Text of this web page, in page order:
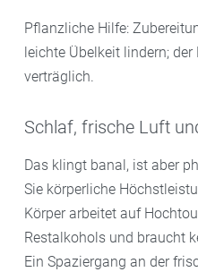
Pflanzliche Hilfe:
leichte Übelkeit lindern;
verträglich.
Schlaf, frische Luft
Das klingt banal, ist aber
Sie körperliche
Körper arbeitet auf
Restalkohols und braucht
Ein Spaziergang an der